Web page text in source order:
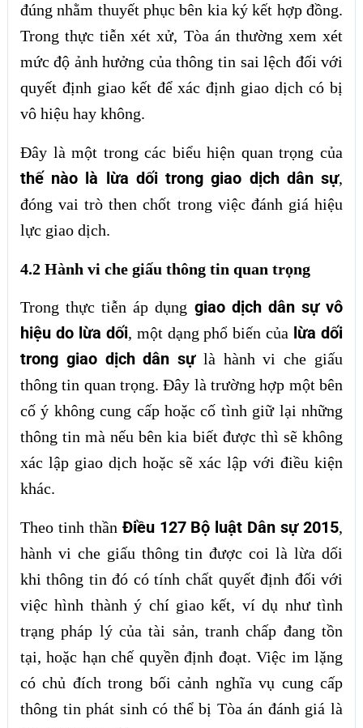
đúng nhằm thuyết phục bên kia ký kết hợp đồng.
Trong thực tiễn xét xử, Tòa án thường xem xét
mức độ ảnh hưởng của thông tin sai lệch đối với
quyết định giao kết để xác định giao dịch có bị
vô hiệu hay không.
Đây là một trong các biểu hiện quan trọng của
thế nào là lừa dối trong giao dịch dân sự,
đóng vai trò then chốt trong việc đánh giá hiệu
lực giao dịch.
4.2 Hành vi che giấu thông tin quan trọng
Trong thực tiễn áp dụng giao dịch dân sự vô
hiệu do lừa dối, một dạng phổ biến của lừa dối
trong giao dịch dân sựlà hành vi che giấu
thông tin quan trọng. Đây là trường hợp một bên
cố ý không cung cấp hoặc cố tình giữ lại những
thông tin mà nếu bên kia biết được thì sẽ không
xác lập giao dịch hoặc sẽ xác lập với điều kiện
khác.
Theo tinh thần Điều 127 Bộ luật Dân sự 2015,
hành vi che giấu thông tin được coi là lừa dối
khi thông tin đó có tính chất quyết định đối với
việc hình thành ý chí giao kết, ví dụ như tình
trạng pháp lý của tài sản, tranh chấp đang tồn
tại, hoặc hạn chế quyền định đoạt. Việc im lặng
có chủ đích trong bối cảnh nghĩa vụ cung cấp
thông tin phát sinh có thể bị Tòa án đánh giá là